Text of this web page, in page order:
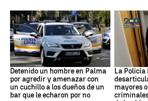
Detención
Detenido un hombre en Palma
por agredir y amenazar con
un cuchillo a los dueños de un
bar que le echaron por no
Narcotrafico
La
mayores